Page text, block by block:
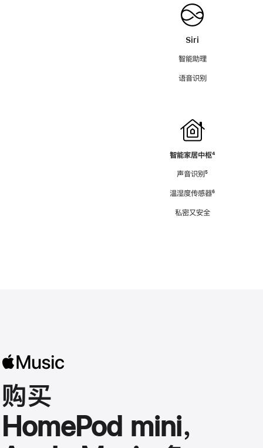
Siri
智能助理
语音识别
智能家居中枢脚
⁴
声音识别脚
⁵
温湿度传感器脚
⁶
私密又安全
购买
HomePod mini，